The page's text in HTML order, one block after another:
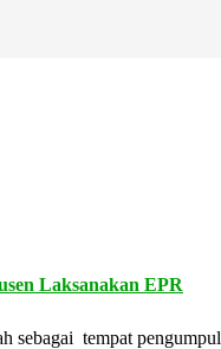
Laksanakan EPR
sebagai tempat